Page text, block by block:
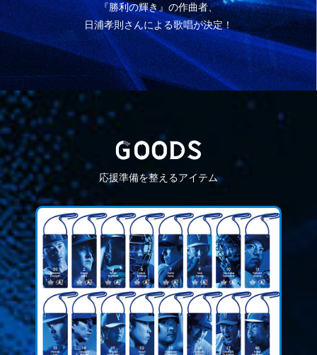
『勝利の輝き』の作曲者、
日浦孝則さんによる歌唱が決定！
GOODS
応援準備を整えるアイテム